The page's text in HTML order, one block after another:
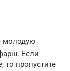
молодую
Если
то пропустите